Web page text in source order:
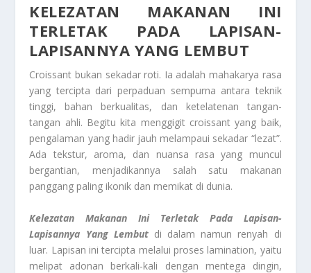
KELEZATAN MAKANAN INI
TERLETAK PADA LAPISAN-
LAPISANNYA YANG LEMBUT
Croissant bukan sekadar roti. Ia adalah mahakarya rasa
yang tercipta dari perpaduan sempurna antara teknik
tinggi, bahan berkualitas, dan ketelatenan tangan-
tangan ahli. Begitu kita menggigit croissant yang baik,
pengalaman yang hadir jauh melampaui sekadar “lezat”.
Ada tekstur, aroma, dan nuansa rasa yang muncul
bergantian, menjadikannya salah satu makanan
panggang paling ikonik dan memikat di dunia.
Kelezatan Makanan Ini Terletak Pada Lapisan-
Lapisannya Yang Lembutdi dalam namun renyah di
luar. Lapisan ini tercipta melalui proses lamination, yaitu
melipat adonan berkali-kali dengan mentega dingin,